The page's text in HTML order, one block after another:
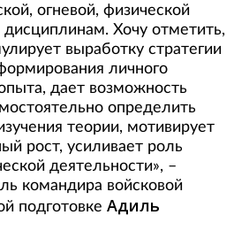
огневой, физической
дисциплинам. Хочу отметить,
выработку стратегии
личного
дает возможность
определить
теории, мотивирует
рост, усиливает роль
деятельности», –
командира войсковой
подготовке Адиль